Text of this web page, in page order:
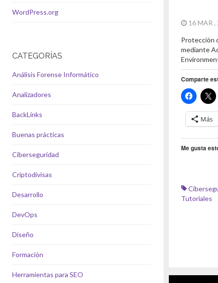
16 MAR
Protección
mediante
Comparte
Más
Me gusta
Tutoriales
WordPress.org
CATEGORÍAS
Análisis Forense Informático
Analizadores
BackLinks
Buenas prácticas
Ciberseguridad
Criptodivisas
Desarrollo
DevOps
Diseño
Formación
Herramientas para SEO